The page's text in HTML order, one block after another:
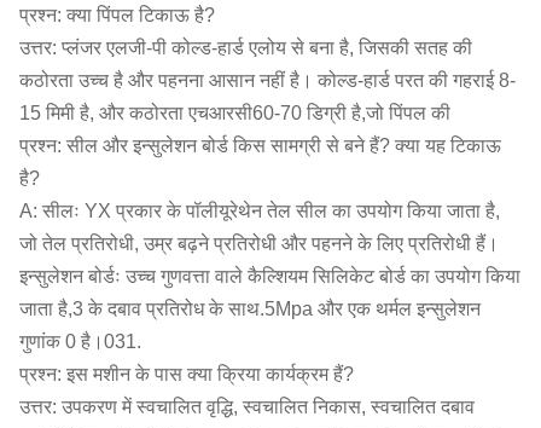
प्रश्न: क्या पिंपल टिकाऊ है?
उत्तर: प्लंजर एलजी-पी कोल्ड-हार्ड एलोय से बना है, जिसकी सतह की
कठोरता उच्च है और पहनना आसान नहीं है। कोल्ड-हार्ड परत की गहराई 8-
15 मिमी है, और कठोरता एचआरसी60-70 डिग्री है,जो पिंपल की
प्रश्न: सील और इन्सुलेशन बोर्ड किस सामग्री से बने हैं? क्या यह टिकाऊ
है?
A: सीलः YX प्रकार के पॉलीयूरेथेन तेल सील का उपयोग किया जाता है,
जो तेल प्रतिरोधी, उम्र बढ़ने प्रतिरोधी और पहनने के लिए प्रतिरोधी हैं।
इन्सुलेशन बोर्डः उच्च गुणवत्ता वाले कैल्शियम सिलिकेट बोर्ड का उपयोग किया
जाता है,3 के दबाव प्रतिरोध के साथ.5Mpa और एक थर्मल इन्सुलेशन
गुणांक 0 है।031.
प्रश्न: इस मशीन के पास क्या क्रिया कार्यक्रम हैं?
उत्तर: उपकरण में स्वचालित वृद्धि, स्वचालित निकास, स्वचालित दबाव